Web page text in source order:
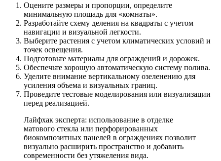
Оцените размеры и пропорции, определите
минимальную площадь для «комнаты».
Разработайте схему деления на квадраты с учетом
навигации и визуальной легкости.
Выберите растения с учетом климатических условий и
точек освещения.
Подготовьте материалы для ограждений и дорожек.
Обеспечьте хорошую автоматическую систему полива.
Уделите внимание вертикальному озеленению для
усиления объема и визуальных границ.
Проведите тестовые моделирования или визуализации
перед реализацией.
Лайфхак эксперта: использование в отделке
матового стекла или перфорированных
биокомпозитных панелей в ограждениях позволит
визуально расширить пространство и добавить
современности без утяжеления вида.